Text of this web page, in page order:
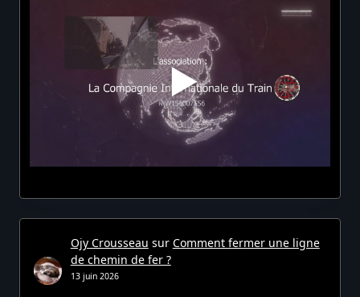
Ojy Crousseau sur Comment fermer une ligne
de chemin de fer ?
13 juin 2026